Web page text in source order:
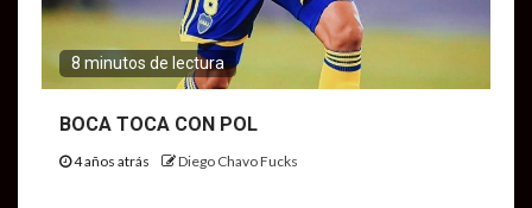
8 minutos de lectura
BOCA TOCA CON POL
4 años atrás Diego Chavo Fucks